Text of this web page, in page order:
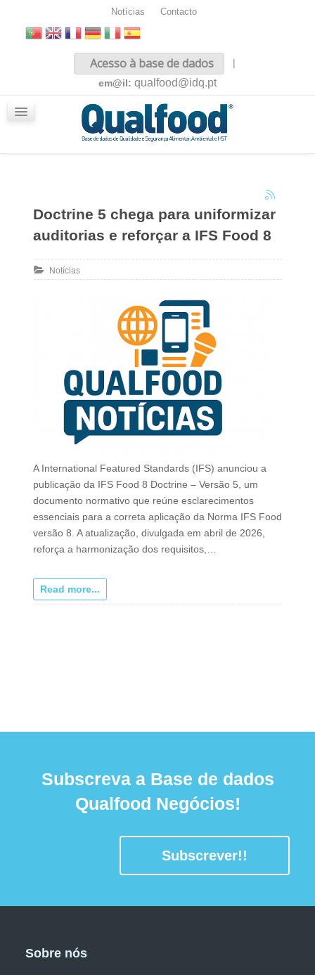
Notícias Contacto
Acesso à base de dados
|
em@il: qualfood@idq.pt
Doctrine 5 chega para uniformizar
auditorias e reforçar a IFS Food 8
Notícias
A International Featured Standards (IFS) anunciou a
publicação da IFS Food 8 Doctrine – Versão 5, um
documento normativo que reúne esclarecimentos
essenciais para a correta aplicação da Norma IFS Food
versão 8. A atualização, divulgada em abril de 2026,
reforça a harmonização dos requisitos,…
Read more...
Subscreva a Base de dados
Qualfood Negócios!
Subscrever!!
Sobre nós